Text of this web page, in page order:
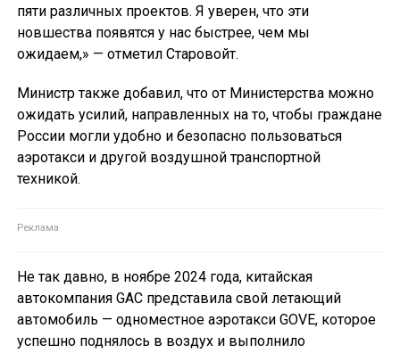
пяти различных проектов. Я уверен, что эти
новшества появятся у нас быстрее, чем мы
ожидаем,» — отметил Старовойт.
Министр также добавил, что от Министерства можно
ожидать усилий, направленных на то, чтобы граждане
России могли удобно и безопасно пользоваться
аэротакси и другой воздушной транспортной
техникой.
Не так давно, в ноябре 2024 года, китайская
автокомпания GAC представила свой летающий
автомобиль — одноместное аэротакси GOVE, которое
успешно поднялось в воздух и выполнило